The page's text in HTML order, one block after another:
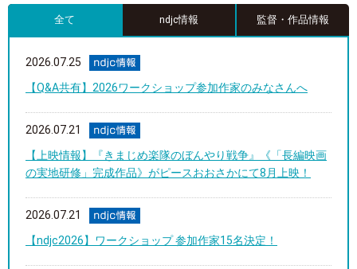
全て ndjc情報 監督・作品情報
2026.07.25
【Q&A共有】2026ワークショップ参加作家のみなさんへ
2026.07.21
【上映情報】『きまじめ楽隊のぼんやり戦争』《「長編映画
の実地研修」完成作品》がピースおおさかにて8月上映！
2026.07.21
【ndjc2026】ワークショップ 参加作家15名決定！